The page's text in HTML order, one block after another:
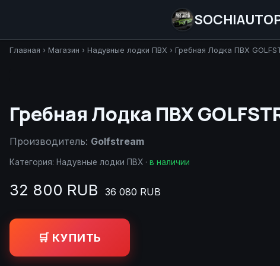
Главная › Магазин › Надувные лодки ПВХ › Гребная Лодка ПВХ
Гребная Лодка ПВХ
Производитель: Golfstream
Категория: Надувные лодки ПВХ · в наличии
32 800 RUB 36 080 RUB
🛒 КУПИТЬ